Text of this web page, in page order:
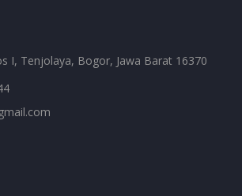
I, Tenjolaya, Bogor, Jawa Barat 16370